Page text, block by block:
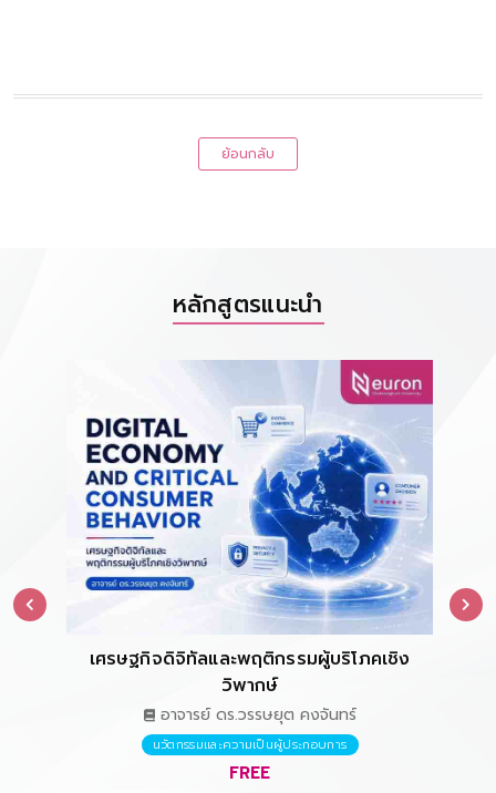
ย้อนกลับ
หลักสูตรแนะนำ
เศรษฐกิจดิจิทัลและพฤติกรรมผู้บริโภคเชิง
วิพากษ์
อาจารย์ ดร.วรรษยุต คงจันทร์
นวัตกรรมและความเป็นผู้ประกอบการ
FREE